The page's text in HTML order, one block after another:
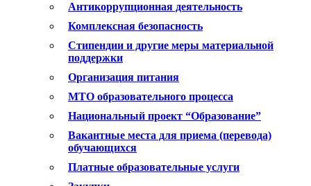
Антикоррупционная деятельность
Комплексная безопасность
Стипендии и другие меры материальной
поддержки
Организация питания
МТО образовательного процесса
Национальный проект “Образование”
Вакантные места для приема (перевода)
обучающихся
Платные образовательные услуги